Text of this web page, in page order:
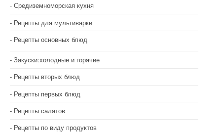
Средиземноморская кухня
Рецепты для мультиварки
Рецепты основных блюд
Закуски:холодные и горячие
Рецепты вторых блюд
Рецепты первых блюд
Рецепты салатов
Рецепты по виду продуктов